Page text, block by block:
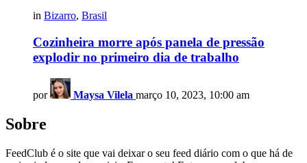
in Bizarro, Brasil
Cozinheira morre após panela de pressão
explodir no primeiro dia de trabalho
por Maysa Vilela março 10, 2023, 10:00 am
Sobre
FeedClub é o site que vai deixar o seu feed diário com o que há de